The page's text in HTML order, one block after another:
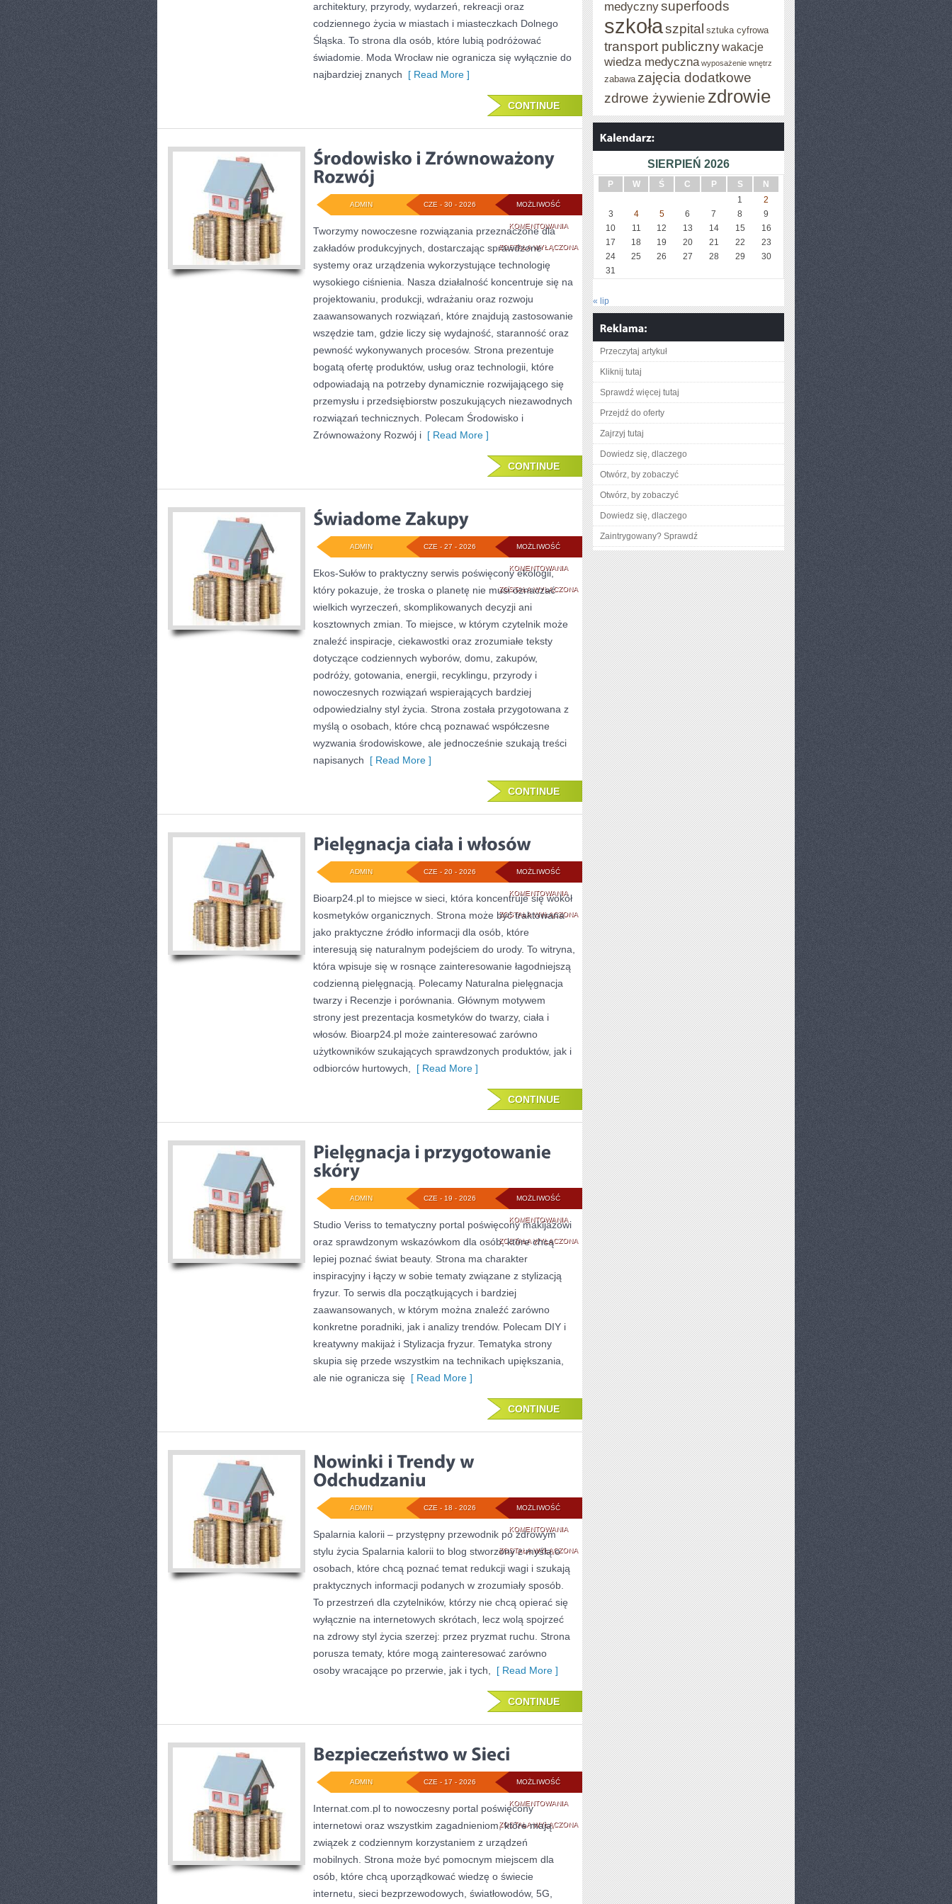
architektury, przyrody, wydarzeń, rekreacji oraz
codziennego życia w miastach i miasteczkach Dolnego
Śląska. To strona dla osób, które lubią podróżować
świadomie. Moda Wrocław nie ogranicza się wyłącznie do
najbardziej znanych [ Read More ]
CONTINUE
MOŻLIWOŚĆ
KOMENTOWANIAŚRODOWISKO
I
ZRÓWNOWAŻONY
ROZWÓJ
ZOSTAŁA WYŁĄCZONA
CZE - 30 - 2026
ADMIN
Tworzymy nowoczesne rozwiązania przeznaczone dla
zakładów produkcyjnych, dostarczając sprawdzone
systemy oraz urządzenia wykorzystujące technologię
wysokiego ciśnienia. Nasza działalność koncentruje się na
projektowaniu, produkcji, wdrażaniu oraz rozwoju
zaawansowanych rozwiązań, które znajdują zastosowanie
wszędzie tam, gdzie liczy się wydajność, staranność oraz
pewność wykonywanych procesów. Strona prezentuje
bogatą ofertę produktów, usług oraz technologii, które
odpowiadają na potrzeby dynamicznie rozwijającego się
przemysłu i przedsiębiorstw poszukujących niezawodnych
rozwiązań technicznych. Polecam Środowisko i
Zrównoważony Rozwój i [ Read More ]
CONTINUE
MOŻLIWOŚĆ
KOMENTOWANIAŚWIADOME
ZAKUPY
ZOSTAŁA WYŁĄCZONA
CZE - 27 - 2026
ADMIN
Ekos-Sułów to praktyczny serwis poświęcony ekologii,
który pokazuje, że troska o planetę nie musi oznaczać
wielkich wyrzeczeń, skomplikowanych decyzji ani
kosztownych zmian. To miejsce, w którym czytelnik może
znaleźć inspiracje, ciekawostki oraz zrozumiałe teksty
dotyczące codziennych wyborów, domu, zakupów,
podróży, gotowania, energii, recyklingu, przyrody i
nowoczesnych rozwiązań wspierających bardziej
odpowiedzialny styl życia. Strona została przygotowana z
myślą o osobach, które chcą poznawać współczesne
wyzwania środowiskowe, ale jednocześnie szukają treści
napisanych [ Read More ]
CONTINUE
MOŻLIWOŚĆ
KOMENTOWANIAPIELĘGNACJA
CIAŁA
WŁOSÓW
ZOSTAŁA WYŁĄCZONA
CZE - 20 - 2026
ADMIN
Bioarp24.pl to miejsce w sieci, która koncentruje się wokół
kosmetyków organicznych. Strona może być traktowana
jako praktyczne źródło informacji dla osób, które
interesują się naturalnym podejściem do urody. To witryna,
która wpisuje się w rosnące zainteresowanie łagodniejszą
codzienną pielęgnacją. Polecamy Naturalna pielęgnacja
twarzy i Recenzje i porównania. Głównym motywem
strony jest prezentacja kosmetyków do twarzy, ciała i
włosów. Bioarp24.pl może zainteresować zarówno
użytkowników szukających sprawdzonych produktów, jak i
odbiorców hurtowych,
[ Read More ]
CONTINUE
MOŻLIWOŚĆ
KOMENTOWANIAPIELĘGNACJA
I
PRZYGOTOWANIE
SKÓRY
ZOSTAŁA WYŁĄCZONA
CZE - 19 - 2026
ADMIN
Studio Veriss to tematyczny portal poświęcony makijażowi
oraz sprawdzonym wskazówkom dla osób, które chcą
lepiej poznać świat beauty. Strona ma charakter
inspiracyjny i łączy w sobie tematy związane z stylizacją
fryzur. To serwis dla początkujących i bardziej
zaawansowanych, w którym można znaleźć zarówno
konkretne poradniki, jak i analizy trendów. Polecam DIY i
kreatywny makijaż i Stylizacja fryzur. Tematyka strony
skupia się przede wszystkim na technikach upiększania,
ale nie ogranicza się [ Read More ]
CONTINUE
MOŻLIWOŚĆ
KOMENTOWANIANOWINKI
I
TRENDY
ODCHUDZANIU
ZOSTAŁA WYŁĄCZONA
CZE - 18 - 2026
ADMIN
Spalarnia kalorii – przystępny przewodnik po zdrowym
stylu życia Spalarnia kalorii to blog stworzony z myślą o
osobach, które chcą poznać temat redukcji wagi i szukają
praktycznych informacji podanych w zrozumiały sposób.
To przestrzeń dla czytelników, którzy nie chcą opierać się
wyłącznie na internetowych skrótach, lecz wolą spojrzeć
na zdrowy styl życia szerzej: przez pryzmat ruchu. Strona
porusza tematy, które mogą zainteresować zarówno
osoby wracające po przerwie, jak i tych,
[ Read More ]
CONTINUE
MOŻLIWOŚĆ
KOMENTOWANIABEZPIECZEŃSTWO
W
SIECI
ZOSTAŁA WYŁĄCZONA
CZE - 17 - 2026
ADMIN
Internat.com.pl to nowoczesny portal poświęcony
internetowi oraz wszystkim zagadnieniom, które mają
związek z codziennym korzystaniem z urządzeń
mobilnych. Strona może być pomocnym miejscem dla
osób, które chcą uporządkować wiedzę o świecie
internetu, sieci bezprzewodowych, światłowodów, 5G,
medycznysuperfoods
szkołaszpital sztuka cyfrowa
transport publicznywakacje
wiedza medyczna wyposażenie wnętrz
zabawa zajęcia dodatkowe
zdrowe żywienie zdrowie
SIERPIEŃ 2026
P W Ś C P S
N
1
2
3
4 5 6 7 8
9
10
11 12 13 14 15
16
17
18 19 20 21 22
23
24
25 26 27 28 29
30
31
« lip
Przeczytaj artykuł
Kliknij tutaj
Sprawdź więcej tutaj
Przejdź do oferty
Zajrzyj tutaj
Dowiedz się, dlaczego
Otwórz, by zobaczyć
Otwórz, by zobaczyć
Dowiedz się, dlaczego
Zaintrygowany? Sprawdź